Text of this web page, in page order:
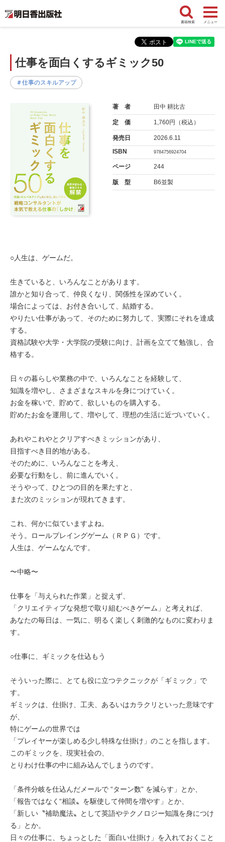
書籍検索 メニュー
仕事を面白くするギミック50
＃仕事のスキルアップ
著 者 田中 耕比古
定 価 1,760円（税込）
発売日
2026.6.11
ISBN
9784756924704
ページ 244
版 型 B6並製
○人生は、ゲームだ。
生きていると、いろんなことがあります。
誰かと知り合って、仲良くなり、関係性を深めていく。
場合によっては、お付き合いして、結婚する。
やりたい仕事があって、そのために努力して、実際にそれを達成
する。
資格試験や大学・大学院の受験に向け、計画を立てて勉強し、合
格する。
日々の暮らしや業務の中で、いろんなことを経験して、
知識を増やし、さまざまなスキルを身につけていく。
お金を稼いで、貯めて、欲しいものを購入する。
貯めたお金を運用して、増やして、理想の生活に近づいていく。
あれやこれやとクリアすべきミッションがあり、
目指すべき目的地がある。
そのために、いろんなことを考え、
必要な行動をし、前に進んでいく。
そうやって、ひとつの目的を果たすと、
また次のミッションが現れてきます。
これ、何かに似ていますよね。
そう。ロールプレイングゲーム（ＲＰＧ）です。
人生は、ゲームなんです。
〜中略〜
仕事を「与えられた作業」と捉えず、
「クリエイティブな発想で取り組むべきゲーム」と考えれば、
あなたの毎日は、一気に、明るく楽しく刺激的なものに変わりま
す。
○仕事に、ギミックを仕込もう
そういった際に、とても役に立つテクニックが「ギミック」で
す。
ギミックは、仕掛け、工夫、あるいはカラクリといった意味です
が、
特にゲームの世界では
「プレイヤーが楽しめる少し特殊な仕掛け」のことを指します。
このギミックを、現実社会の、
とりわけ仕事の中に組み込んでしまうのです。
「条件分岐を仕込んだメールで “ターン数” を減らす」とか、
「報告ではなく“相談〟を駆使して仲間を増やす」とか、
「新しい〝補助魔法〟として英語やテクノロジー知識を身につけ
る」とか。
日々の仕事に、ちょっとした「面白い仕掛け」を入れておくこと